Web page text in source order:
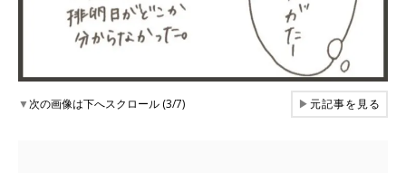
▼次の画像は下へスクロール (3/7) ▶元記事を見る